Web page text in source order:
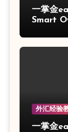
一掌金
Smart
外汇经验
一掌金